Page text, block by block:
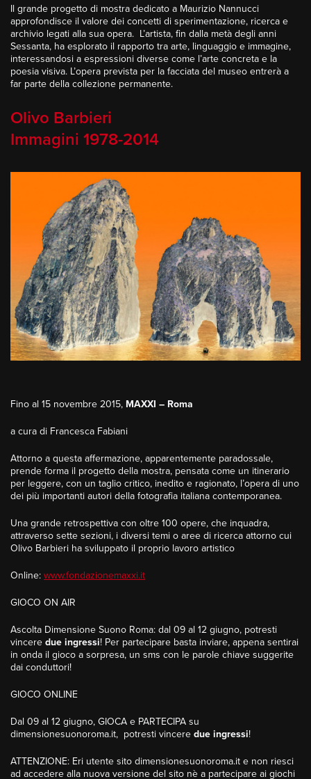
Il grande progetto di mostra dedicato a Maurizio Nannucci
approfondisce il valore dei concetti di sperimentazione, ricerca e
archivio legati alla sua opera. L’artista, fin dalla metà degli anni
Sessanta, ha esplorato il rapporto tra arte, linguaggio e immagine,
interessandosi a espressioni diverse come l’arte concreta e la
poesia visiva. L’opera prevista per la facciata del museo entrerà a
far parte della collezione permanente.
Olivo Barbieri
Immagini 1978-2014
Fino al 15 novembre 2015, MAXXI – Roma
a cura di Francesca Fabiani
Attorno a questa affermazione, apparentemente paradossale,
prende forma il progetto della mostra, pensata come un itinerario
per leggere, con un taglio critico, inedito e ragionato, l’opera di uno
dei più importanti autori della fotografia italiana contemporanea.
Una grande retrospettiva con oltre 100 opere, che inquadra,
attraverso sette sezioni, i diversi temi o aree di ricerca attorno cui
Olivo Barbieri ha sviluppato il proprio lavoro artistico
Online: www.fondazionemaxxi.it
GIOCO ON AIR
Ascolta Dimensione Suono Roma: dal 09 al 12 giugno, potresti
vincere due ingressi! Per partecipare basta inviare, appena sentirai
in onda il gioco a sorpresa, un sms con le parole chiave suggerite
dai conduttori!
GIOCO ONLINE
Dal 09 al 12 giugno, GIOCA e PARTECIPA su
dimensionesuonoroma.it, potresti vincere due ingressi!
ATTENZIONE: Eri utente sito dimensionesuonoroma.it e non riesci
ad accedere alla nuova versione del sito nè a partecipare ai giochi